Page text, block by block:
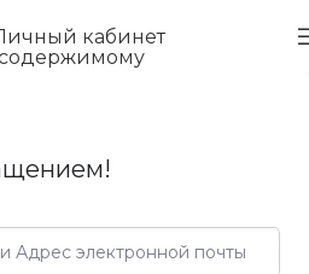
кабинет